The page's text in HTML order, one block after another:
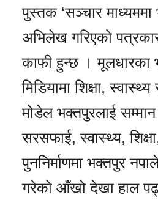
पुस्तक ‘सञ्चार माध्यममा
अभिलेख गरिएको
काफी हुन्छ । मूलधारका
मिडियामा शिक्षा,
मोडेल भक्तपुरलाई
सरसफाई, स्वास्थ्य,
पुननिर्माणमा भक्तपुर
गरेको आँखो देखा हाल